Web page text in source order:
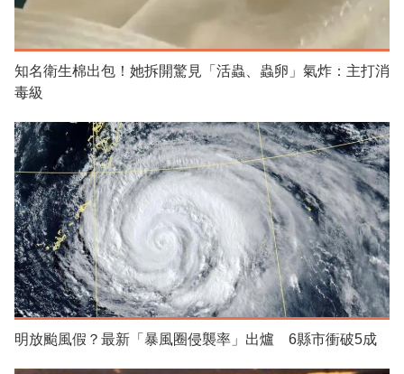
知名衛生棉出包！她拆開驚見「活蟲、蟲卵」氣炸：主打消
毒級
明放颱風假？最新「暴風圈侵襲率」出爐 6縣市衝破5成